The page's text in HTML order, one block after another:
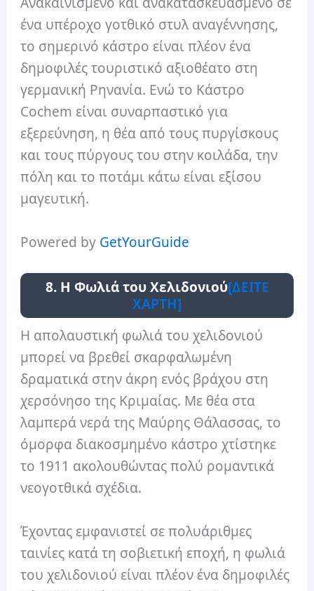
ένα υπέροχο γοτθικό στυλ αναγέννησης,
το σημερινό κάστρο είναι πλέον ένα
δημοφιλές τουριστικό αξιοθέατο στη
γερμανική Ρηνανία. Ενώ το Κάστρο
Cochem είναι συναρπαστικό για
εξερεύνηση, η θέα από τους πυργίσκους
και τους πύργους του στην κοιλάδα, την
πόλη και το ποτάμι κάτω είναι εξίσου
μαγευτική.
Powered by GetYourGuide
8. Η Φωλιά του Χελιδονιού[ΔΕΙΤΕ
ΧΑΡΤΗ]
Η απολαυστική φωλιά του χελιδονιού
μπορεί να βρεθεί σκαρφαλωμένη
δραματικά στην άκρη ενός βράχου στη
χερσόνησο της Κριμαίας. Με θέα στα
λαμπερά νερά της Μαύρης Θάλασσας, το
όμορφα διακοσμημένο κάστρο χτίστηκε
το 1911 ακολουθώντας πολύ ρομαντικά
νεογοτθικά σχέδια.
Έχοντας εμφανιστεί σε πολυάριθμες
ταινίες κατά τη σοβιετική εποχή, η φωλιά
του χελιδονιού είναι πλέον ένα δημοφιλές